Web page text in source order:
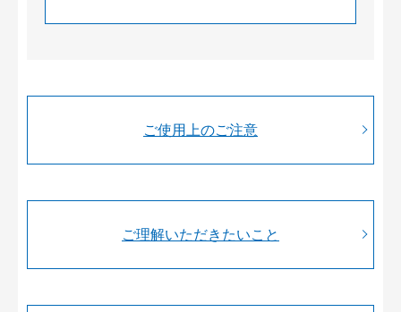
ご使用上のご注意
ご理解いただきたいこと